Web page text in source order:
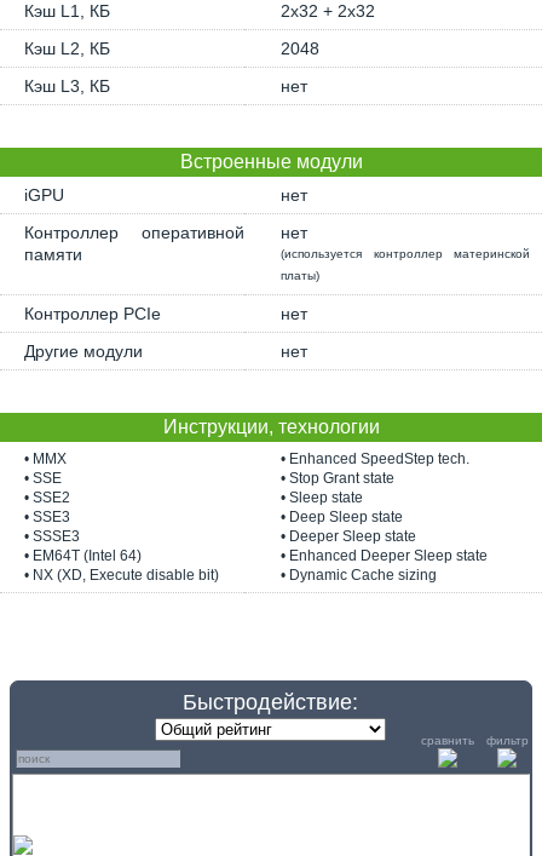
Кэш L1, КБ
2x32 + 2x32
Кэш L2, КБ
2048
Кэш L3, КБ
нет
Встроенные модули
iGPU
нет
Контроллер оперативной
памяти
нет
(используется контроллер материнской
платы)
Контроллер PCIe
нет
Другие модули
нет
Инструкции, технологии
• MMX
• SSE
• SSE2
• SSE3
• SSSE3
• EM64T (Intel 64)
• NX (XD, Execute disable bit)
• Enhanced SpeedStep tech.
• Stop Grant state
• Sleep state
• Deep Sleep state
• Deeper Sleep state
• Enhanced Deeper Sleep state
• Dynamic Cache sizing
Быстродействие:
сравнить фильтр